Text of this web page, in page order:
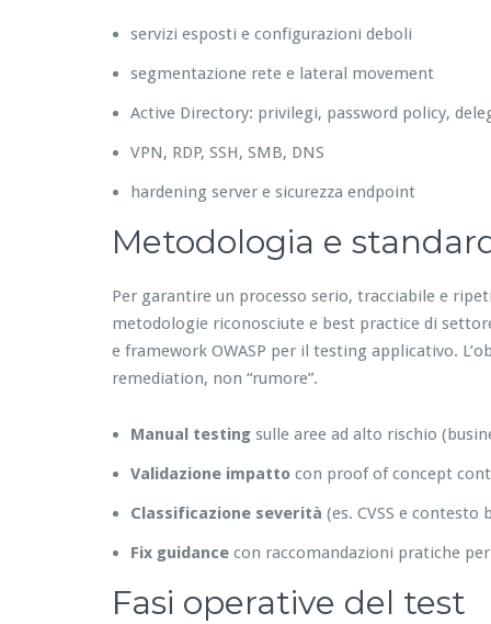
servizi esposti e configurazioni deboli
segmentazione rete e lateral movement
Active Directory: privilegi, password policy,
VPN, RDP, SSH, SMB, DNS
hardening server e sicurezza endpoint
Metodologia e
Per garantire un processo serio, tracciabile e
metodologie riconosciute e best practice di
e framework OWASP per il testing applicativo.
remediation, non “rumore”.
Manual testing sulle aree ad alto rischio
Validazione impatto con proof of concept
Classificazione severità (es. CVSS e contesto
Fix guidance con raccomandazioni pratiche
Fasi operative del test